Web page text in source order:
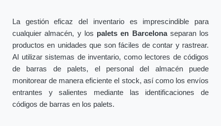
La gestión eficaz del inventario es imprescindible para
cualquier almacén, y los palets en Barcelonaseparan los
productos en unidades que son fáciles de contar y rastrear.
Al utilizar sistemas de inventario, como lectores de códigos
de barras de palets, el personal del almacén puede
monitorear de manera eficiente el stock, así como los envíos
entrantes y salientes mediante las identificaciones de
códigos de barras en los palets.